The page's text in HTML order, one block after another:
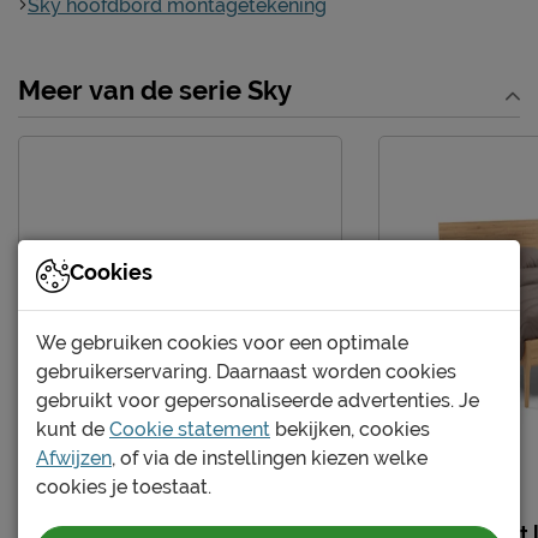
Elektrisch verstelbare
bedbodem mogelijk?
Mogelijk
Kleur poten
Goed om te weten
Onderhoud
Afnemen met een vochtig
doekje
Garantie
4 jaar garantie volgens
Beter Bed voorwaarden
Montage
Sky hoofdbord montagetekening
Meer van de serie Sky
Cookies
We gebruiken cookies voor een optimale
gebruikerservaring. Daarnaast worden cookies
gebruikt voor gepersonaliseerde advertenties. Je
kunt de Cookie statement bekijken, cookies
Afwijzen, of via de instellingen kiezen welke
cookies je toestaat.